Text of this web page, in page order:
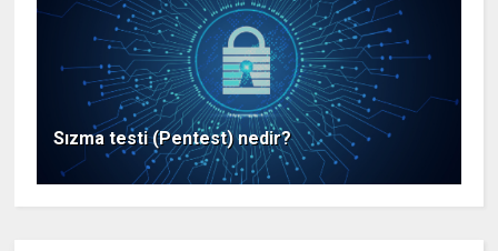
Sızma testi (Pentest) nedir?